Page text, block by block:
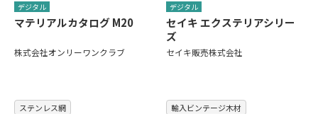
デジタル
マテリアルカタログ M20
株式会社オンリーワンクラブ
デジタル
セイキ エクステリアシリー
ズ
セイキ販売株式会社
ステンレス網 輸入ビンテージ木材